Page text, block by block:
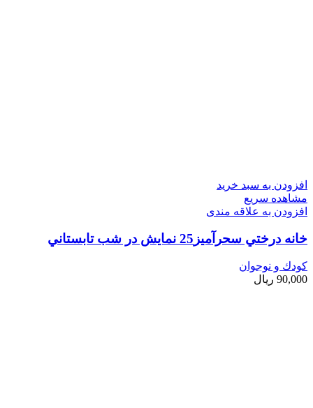
افزودن به سبد خرید
مشاهده سریع
افزودن به علاقه مندی
خانه درختي سحرآميز25 نمايش در شب تابستاني
کودك و نوجوان
90,000 ریال